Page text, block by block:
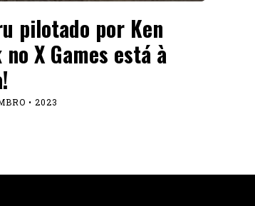
pilotado por Ken
X Games está à
• 2023